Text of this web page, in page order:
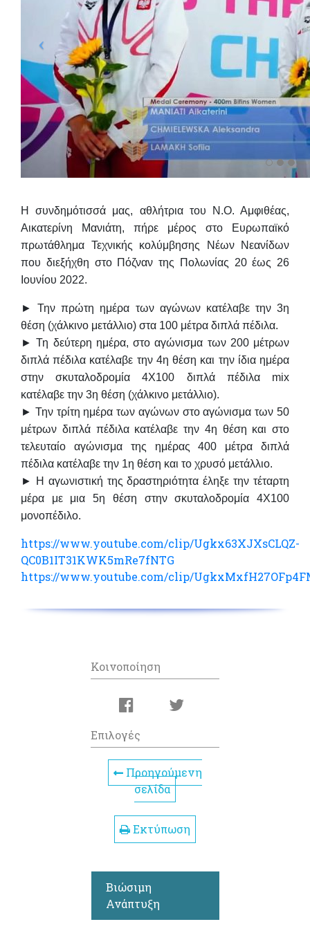
Η συνδημότισσά μας, αθλήτρια του Ν.Ο. Αμφιθέας,
Αικατερίνη Μανιάτη, πήρε μέρος στο Ευρωπαϊκό
πρωτάθλημα Τεχνικής κολύμβησης Νέων Νεανίδων
που διεξήχθη στο Πόζναν της Πολωνίας 20 έως 26
Ιουνίου 2022.
► Την πρώτη ημέρα των αγώνων κατέλαβε την 3η
θέση (χάλκινο μετάλλιο) στα 100 μέτρα διπλά πέδιλα.
► Τη δεύτερη ημέρα, στο αγώνισμα των 200 μέτρων
διπλά πέδιλα κατέλαβε την 4η θέση και την ίδια ημέρα
στην σκυταλοδρομία 4Χ100 διπλά πέδιλα mix
κατέλαβε την 3η θέση (χάλκινο μετάλλιο).
► Την τρίτη ημέρα των αγώνων στο αγώνισμα των 50
μέτρων διπλά πέδιλα κατέλαβε την 4η θέση και στο
τελευταίο αγώνισμα της ημέρας 400 μέτρα διπλά
πέδιλα κατέλαβε την 1η θέση και το χρυσό μετάλλιο.
► Η αγωνιστική της δραστηριότητα έληξε την τέταρτη
μέρα με μια 5η θέση στην σκυταλοδρομία 4Χ100
μονοπέδιλο.
https://www.youtube.com/clip/Ugkx63XJXsCLQZ-
QC0B1IT31KWK5mRe7fNTG
https://www.youtube.com/clip/
Κοινοποίηση
Επιλογές
Προηγούμενη
σελίδα
Εκτύπωση
Βιώσιμη
Ανάπτυξη